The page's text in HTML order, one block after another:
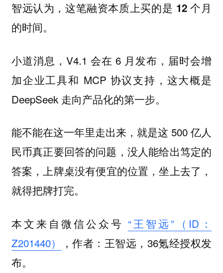
智远认为，这笔融资本质上买的是 12 个月
的时间。
小道消息，V4.1 会在 6 月发布，届时会增
加企业工具和 MCP 协议支持，这大概是
DeepSeek 走向产品化的第一步。
能不能在这一年里走出来，就是这 500 亿人
民币真正要回答的问题，没人能给出笃定的
答案，上牌桌没有便宜的位置，坐上去了，
就得把牌打完。
本文来自微信公众号 “王智远”（ID：
Z201440）
，作者：王智远，36氪经授权发
布。